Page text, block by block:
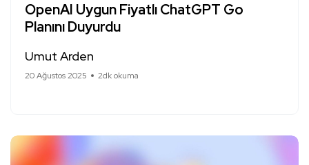
OpenAI Uygun Fiyatlı ChatGPT Go
Planını Duyurdu
Umut Arden
20 Ağustos 2025 2dk okuma